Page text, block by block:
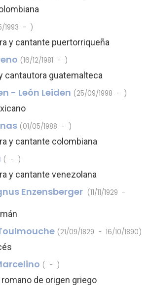
1993 - )
y cantante puertorriqueña
(16/12/1981 - )
cantautora guatemalteca
- León Leiden (25/09/1998 - )
(01/05/1988 - )
y cantante colombiana
( - )
y cantante venezolana
Enzensberger (11/11/1929 -
(21/09/1829 - 16/10/1890)
( - )
de origen griego